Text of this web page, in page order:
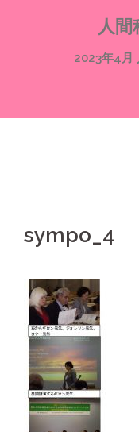
人
2023年4月
sympo_4